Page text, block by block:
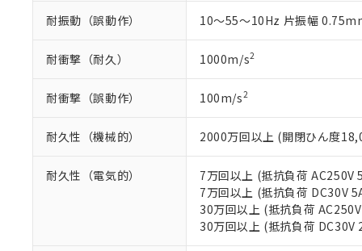
耐振動（誤動作） 10～55～10Hz 片振幅
耐衝撃（耐久） 1000m/s2
耐衝撃（誤動作） 100m/s2
耐久性（機械的） 2000万回以上 (開閉ひん度
耐久性（電気的）
7万回以上 (抵抗負荷
7万回以上 (抵抗負荷 DC30V
30万回以上 (抵抗負荷
30万回以上 (抵抗負荷
混在することから
既に当社にて対応